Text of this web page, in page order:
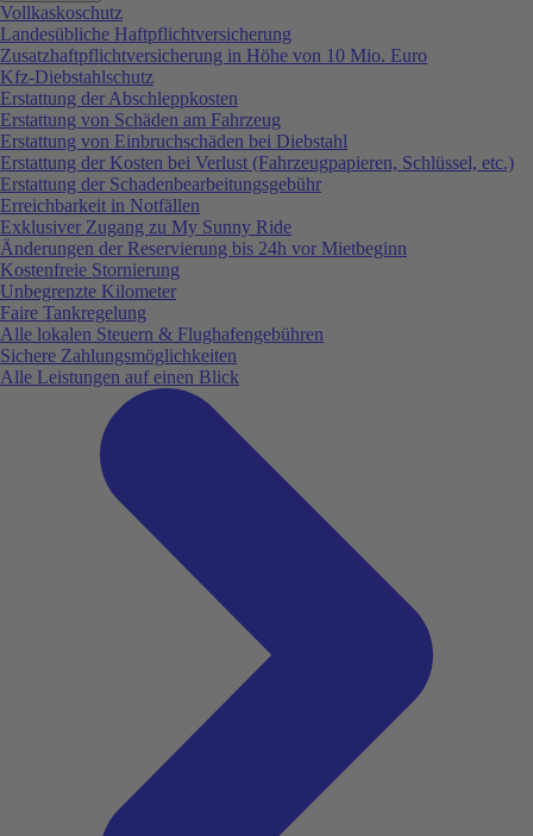
Vollkaskoschutz
Landesübliche Haftpflichtversicherung
Zusatzhaftpflichtversicherung in Höhe von 10 Mio. Euro
Kfz-Diebstahlschutz
Erstattung der Abschleppkosten
Erstattung von Schäden am Fahrzeug
Erstattung von Einbruchschäden bei Diebstahl
Erstattung der Kosten bei Verlust (Fahrzeugpapieren, Schlüssel, etc.)
Erstattung der Schadenbearbeitungsgebühr
Erreichbarkeit in Notfällen
Exklusiver Zugang zu My Sunny Ride
Änderungen der Reservierung bis 24h vor Mietbeginn
Kostenfreie Stornierung
Unbegrenzte Kilometer
Faire Tankregelung
Alle lokalen Steuern & Flughafengebühren
Sichere Zahlungsmöglichkeiten
Alle Leistungen auf einen Blick